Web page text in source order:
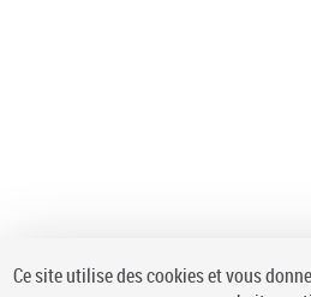
Ce site utilise des cookies et vous